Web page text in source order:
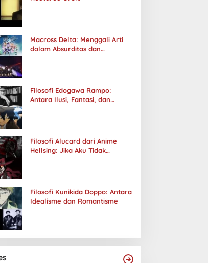
Macross Delta: Menggali Arti
dalam Absurditas dan
Filosofi Edogawa Rampo:
Antara Ilusi, Fantasi, dan
Filosofi Alucard dari Anime
Hellsing: Jika Aku Tidak
Filosofi Kunikida Doppo: Antara
Idealisme dan Romantisme